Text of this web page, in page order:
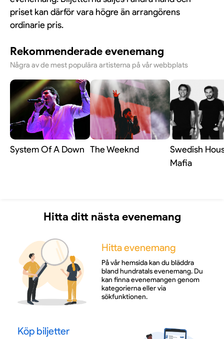
priset kan därför vara högre än arrangörens
ordinarie pris.
Rekommenderade evenemang
Några av de mest populära artisterna på vår webbplats
System Of A Down The Weeknd
Swedish
Mafia
Hitta ditt nästa evenemang
Hitta evenemang
På vår hemsida kan du bläddra
bland hundratals evenemang. Du
kan finna evenemangen genom
kategorierna eller via
sökfunktionen.
Köp biljetter